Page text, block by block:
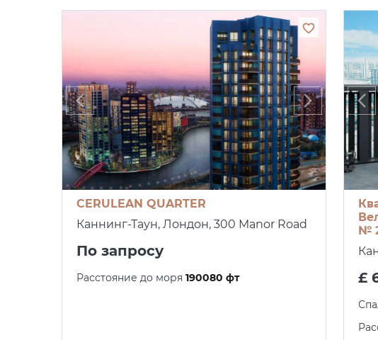
CERULEAN QUARTER
Каннинг-Таун, Лондон, 300 Manor Road
По запросу
Расстояние до моря 190080 фт
№
£